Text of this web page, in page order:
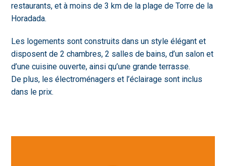
restaurants, et à moins de 3 km de la plage de Torre de la
Horadada.
Les logements sont construits dans un style élégant et
disposent de 2 chambres, 2 salles de bains, d’un salon et
d’une cuisine ouverte, ainsi qu’une grande terrasse.
De plus, les électroménagers et l’éclairage sont inclus
dans le prix.